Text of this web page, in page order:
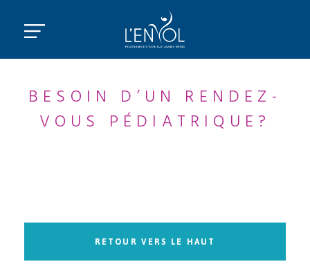
BESOIN D’UN RENDEZ-
VOUS PÉDIATRIQUE?
RETOUR VERS LE HAUT